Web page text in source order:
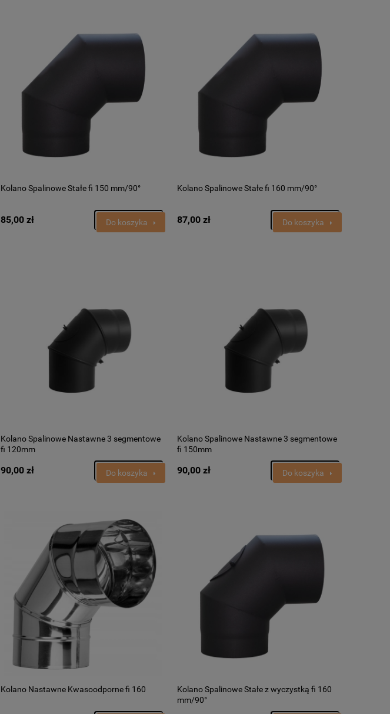
Kolano Spalinowe Stałe fi 150 mm/90°
85,00 zł Do koszyka
Kolano Spalinowe Stałe fi 160 mm/90°
87,00 zł Do koszyka
Kolano Spalinowe Nastawne 3 segmentowe
fi 120mm
90,00 zł Do koszyka
Kolano Spalinowe Nastawne 3 segmentowe
fi 150mm
90,00 zł Do koszyka
Kolano Nastawne Kwasoodporne fi 160
Kolano Spalinowe Stałe z wyczystką fi 160
mm/90°